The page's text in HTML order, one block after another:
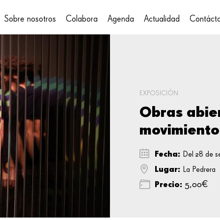
Sobre nosotros Colabora Agenda Actualidad
EXPOSICIÓN
Obras
movimiento
Fecha: Del 28 de
Lugar: La Pedrera
Precio: 5,00€